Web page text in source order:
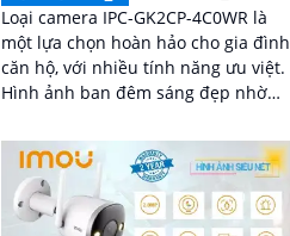
Loại camera IPC-GK2CP-4C0WR là
một lựa chọn hoàn hảo cho gia đình
căn hộ, với nhiều tính năng ưu việt.
Hình ảnh ban đêm sáng đẹp nhờ
quan sát hiệu quả trong bóng tối